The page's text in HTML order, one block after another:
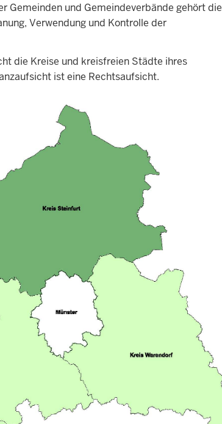
Gemeinden und Gemeindeverbände gehört die
Verwendung und Kontrolle der
die Kreise und kreisfreien Städte ihres
ist eine Rechtsaufsicht.